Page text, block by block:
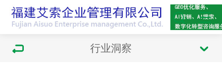
行业洞察